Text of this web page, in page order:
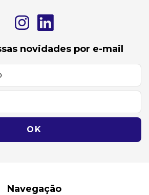
novidades por e-mail
Navegação